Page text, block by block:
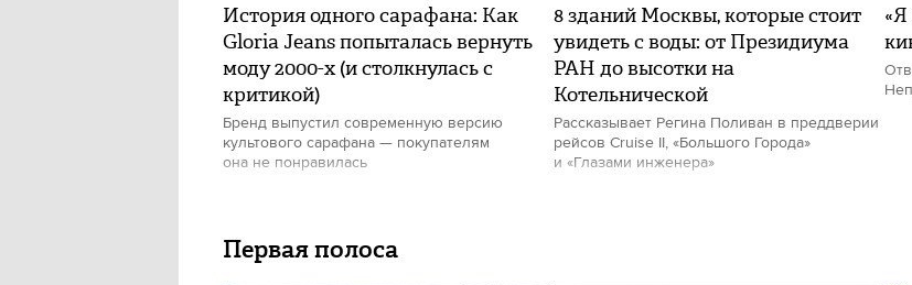
История одного сарафана: Как
Gloria Jeans попыталась вернуть
моду 2000-х (и столкнулась с
критикой)
Бренд выпустил современную версию
культового сарафана — покупателям
она не понравилась
8 зданий Москвы, которые стоит
увидеть с воды: от Президиума
РАН до высотки на
Котельнической
Рассказывает Регина Поливан в преддверии
рейсов Cruise II, «Большого Города»
и «Глазами инженера»
Первая полоса